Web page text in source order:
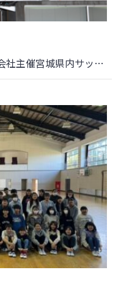
11/9(土)宮城ダイハツ販売株式会社主催宮城県内サッカー少女招待事業実施のお知らせ